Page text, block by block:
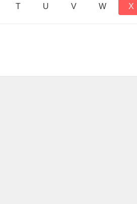
T U V W X